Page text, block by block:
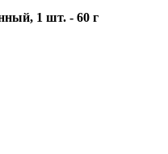
1 шт. - 60 г